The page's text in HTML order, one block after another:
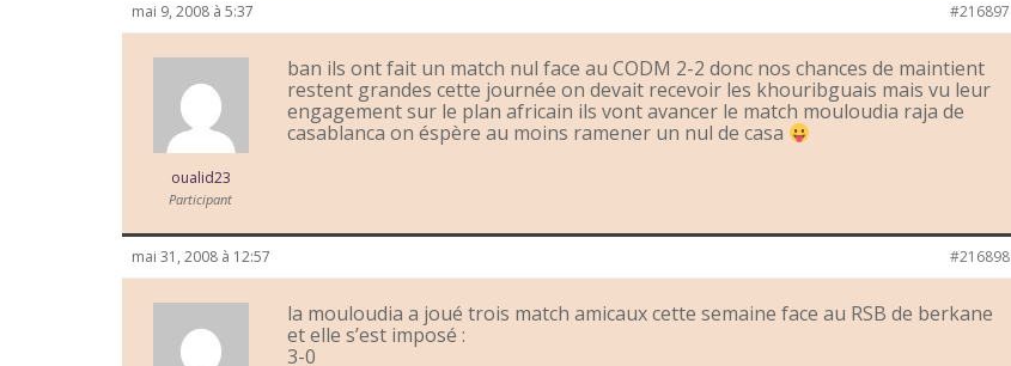
mai 9, 2008 à 5:37 #216897
oualid23
Participant
ban ils ont fait un match nul face au CODM 2-2 donc nos chances de maintient
restent grandes cette journée on devait recevoir les khouribguais mais vu leur
engagement sur le plan africain ils vont avancer le match mouloudia raja de
casablanca on éspère au moins ramener un nul de casa
mai 31, 2008 à 12:57 #216898
la mouloudia a joué trois match amicaux cette semaine face au RSB de berkane
et elle s’est imposé :
3-0